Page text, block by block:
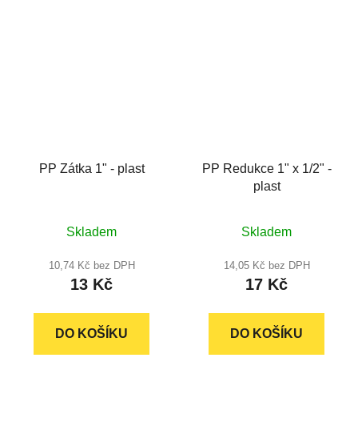
PP Zátka 1" - plast
hodnocení
produktu
je
z
Skladem
10,74 Kč bez DPH
13 Kč
DO KOŠÍKU
PP Redukce 1" x 1/2" -
plast
Skladem
14,05 Kč bez DPH
17 Kč
DO KOŠÍKU